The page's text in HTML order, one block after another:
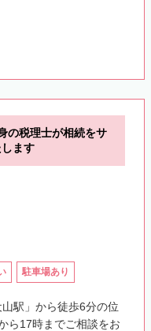
の税理士が相続をサ
ます
駐車場あり
駅」から徒歩6分の位
ら17時までご相談をお